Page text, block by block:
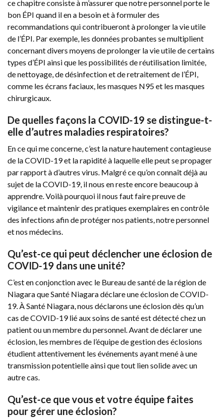
ce chapitre consiste à m’assurer que notre personnel porte le
bon ÉPI quand il en a besoin et à formuler des
recommandations qui contribueront à prolonger la vie utile
de l’ÉPI. Par exemple, les données probantes se multiplient
concernant divers moyens de prolonger la vie utile de certains
types d’ÉPI ainsi que les possibilités de réutilisation limitée,
de nettoyage, de désinfection et de retraitement de l’ÉPI,
comme les écrans faciaux, les masques N95 et les masques
chirurgicaux.
De quelles façons la COVID-19 se distingue-t-
elle d’autres maladies respiratoires?
En ce qui me concerne, c’est la nature hautement contagieuse
de la COVID-19 et la rapidité à laquelle elle peut se propager
par rapport à d’autres virus. Malgré ce qu’on connaît déjà au
sujet de la COVID-19, il nous en reste encore beaucoup à
apprendre. Voilà pourquoi il nous faut faire preuve de
vigilance et maintenir des pratiques exemplaires en contrôle
des infections afin de protéger nos patients, notre personnel
et nos médecins.
Qu’est-ce qui peut déclencher une éclosion de
COVID-19 dans une unité?
C’est en conjonction avec le Bureau de santé de la région de
Niagara que Santé Niagara déclare une éclosion de COVID-
19. À Santé Niagara, nous déclarons une éclosion dès qu’un
cas de COVID-19 lié aux soins de santé est détecté chez un
patient ou un membre du personnel. Avant de déclarer une
éclosion, les membres de l’équipe de gestion des éclosions
étudient attentivement les événements ayant mené à une
transmission potentielle ainsi que tout lien solide avec un
autre cas.
Qu’est-ce que vous et votre équipe faites
pour gérer une éclosion?